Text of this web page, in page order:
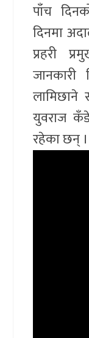
पाँच
दिनमा
प्रहरी
लामिछाने
युवराज
रहेका छन् ।